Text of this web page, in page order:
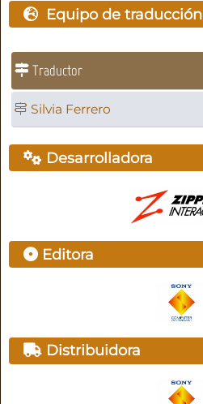
Equipo de traducción
Traductor
Silvia Ferrero
Desarrolladora
Editora
Distribuidora